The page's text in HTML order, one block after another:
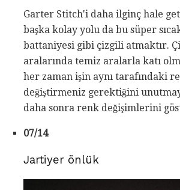
Garter Stitch'i daha ilginç hale
başka kolay yolu da bu süper
battaniyesi gibi çizgili atmaktır.
aralarında temiz aralarla katı
her zaman işin aynı tarafındaki
değiştirmeniz gerektiğini
daha sonra renk değişimlerini
07/14
Jartiyer önlük